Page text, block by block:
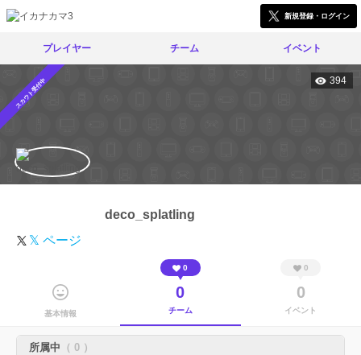
新規登録・ログイン
プレイヤー チーム イベント
スカウト受付中 394
deco_splatling
𝕏 ページ
基本情報
0
0
チーム
0
0
イベント
所属中 （ 0 ）